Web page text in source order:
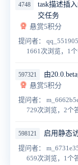
4748
task描述插
交任务
悬赏5积分
提问者：
1661次浏览，1
597321 由
悬赏5积分
提问者：
729次浏览，2个
598121 启用静态
提问者：
659次浏览，1个